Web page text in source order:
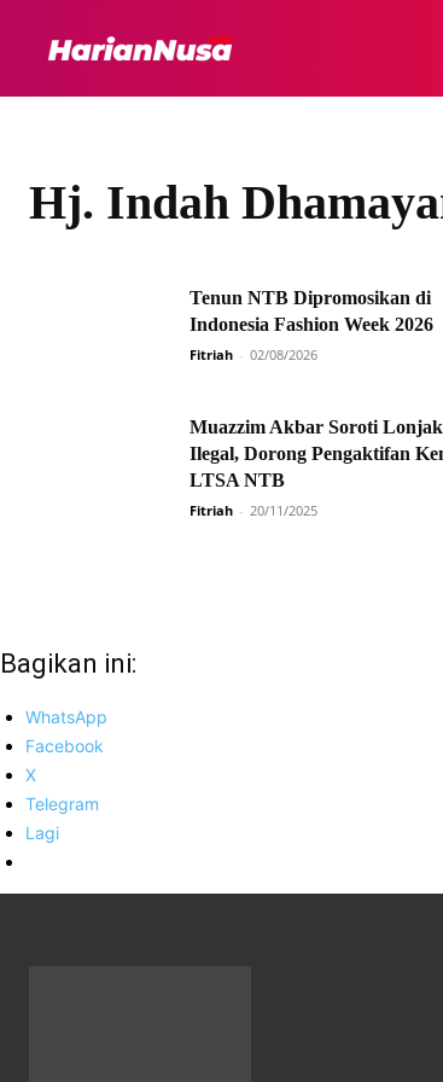
Hj. Indah
Tenun NTB Dipromosikan di
Indonesia Fashion Week 2026
Fitriah - 02/08/2026
Muazzim Akbar Soroti
Ilegal, Dorong Pengaktifan
LTSA NTB
Fitriah - 20/11/2025
Bagikan ini:
WhatsApp
Facebook
X
Telegram
Lagi